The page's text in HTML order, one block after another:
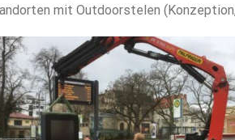
mit Outdoorstelen